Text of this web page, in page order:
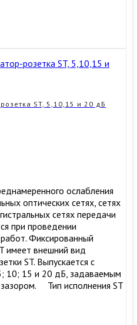
ST, 5,10,15 и 20 дБ
ослабления
оптических сетях, сетях
сетях передачи
при проведении
Фиксированный
имеет внешний вид
ST. Выпускается с
10; 15 и 20 дБ, задаваемым
Тип исполнения ST